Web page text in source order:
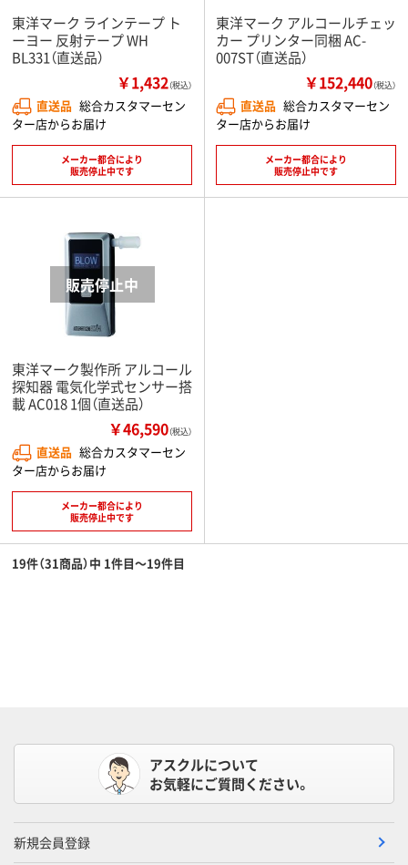
東洋マーク ラインテープ ト
ーヨー 反射テープ WH
BL331（直送品）
￥1,432（税込）
直送品 総合カスタマーセン
ター店からお届け
メーカー都合により
販売停止中です
東洋マーク アルコールチェッ
カー プリンター同梱 AC-
007ST（直送品）
￥152,440（税込）
直送品 総合カスタマーセン
ター店からお届け
メーカー都合により
販売停止中です
東洋マーク製作所 アルコール
探知器 電気化学式センサー搭
載 AC018 1個（直送品）
￥46,590（税込）
直送品 総合カスタマーセン
ター店からお届け
メーカー都合により
販売停止中です
19件（31商品）中 1件目～19件目
アスクルについて
お気軽にご質問ください。
新規会員登録